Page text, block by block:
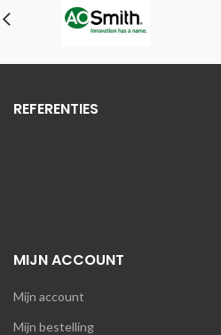
REFERENTIES
MIJN ACCOUNT
Mijn account
Mijn bestelling